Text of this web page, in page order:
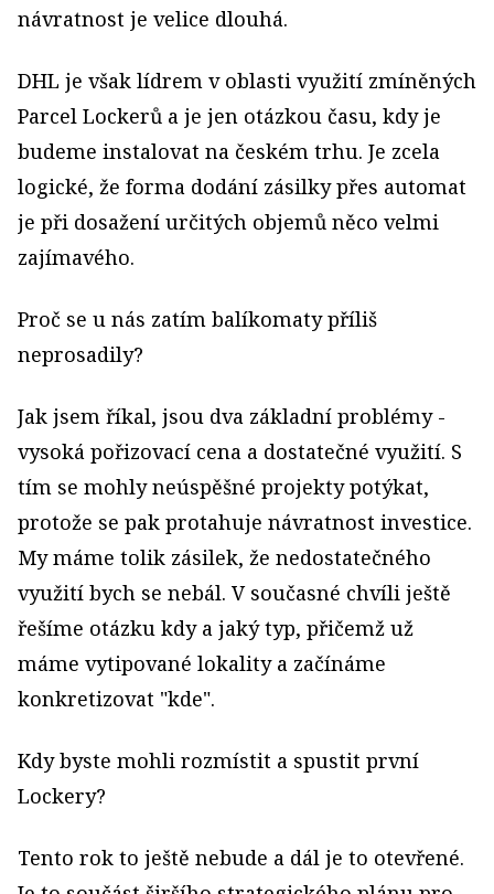
návratnost je velice dlouhá.
DHL je však lídrem v oblasti využití zmíněných
Parcel Lockerů a je jen otázkou času, kdy je
budeme instalovat na českém trhu. Je zcela
logické, že forma dodání zásilky přes automat
je při dosažení určitých objemů něco velmi
zajímavého.
Proč se u nás zatím balíkomaty příliš
neprosadily?
Jak jsem říkal, jsou dva základní problémy -
vysoká pořizovací cena a dostatečné využití. S
tím se mohly neúspěšné projekty potýkat,
protože se pak protahuje návratnost investice.
My máme tolik zásilek, že nedostatečného
využití bych se nebál. V současné chvíli ještě
řešíme otázku kdy a jaký typ, přičemž už
máme vytipované lokality a začínáme
konkretizovat "kde".
Kdy byste mohli rozmístit a spustit první
Lockery?
Tento rok to ještě nebude a dál je to otevřené.